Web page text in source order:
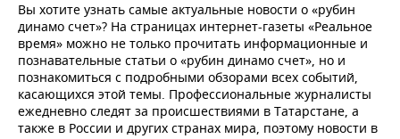
Вы хотите узнать самые актуальные новости о «рубин
динамо счет»? На страницах интернет-газеты «Реальное
время» можно не только прочитать информационные и
познавательные статьи о «рубин динамо счет», но и
познакомиться с подробными обзорами всех событий,
касающихся этой темы. Профессиональные журналисты
ежедневно следят за происшествиями в Татарстане, а
также в России и других странах мира, поэтому новости в